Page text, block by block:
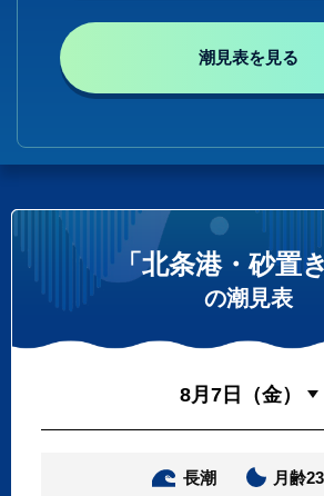
潮見表を見る
「北条港・砂置
の潮見表
長潮 月齢